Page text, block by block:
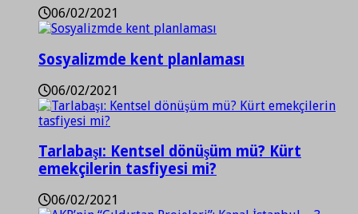
06/02/2021
Sosyalizmde kent planlaması
06/02/2021
Tarlabaşı: Kentsel dönüşüm mü? Kürt
emekçilerin tasfiyesi mi?
06/02/2021